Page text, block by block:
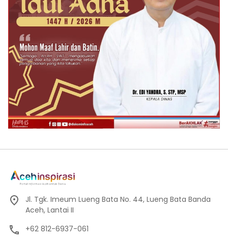
Jl. Tgk. Imeum Lueng Bata No. 44, Lueng Bata Banda
Aceh, Lantai II
+62 812-6937-061